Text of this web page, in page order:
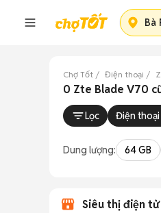
Bà
Chợ Tốt Điện thoại
0 Zte Blade V70
Lọc Điện thoại
Dung lượng: 64 GB
Siêu thị điện tử